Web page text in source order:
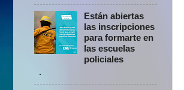
Están abiertas
las inscripciones
para formarte en
las escuelas
policiales
.